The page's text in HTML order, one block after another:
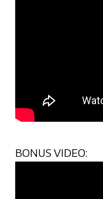
BONUS VIDEO: